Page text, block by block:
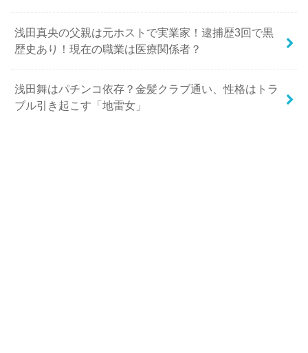
浅田真央の父親は元ホストで実業家！逮捕歴3回で黒
歴史あり！現在の職業は医療関係者？
浅田舞はパチンコ依存？金髪クラブ通い、性格はトラ
ブル引き起こす「地雷女」